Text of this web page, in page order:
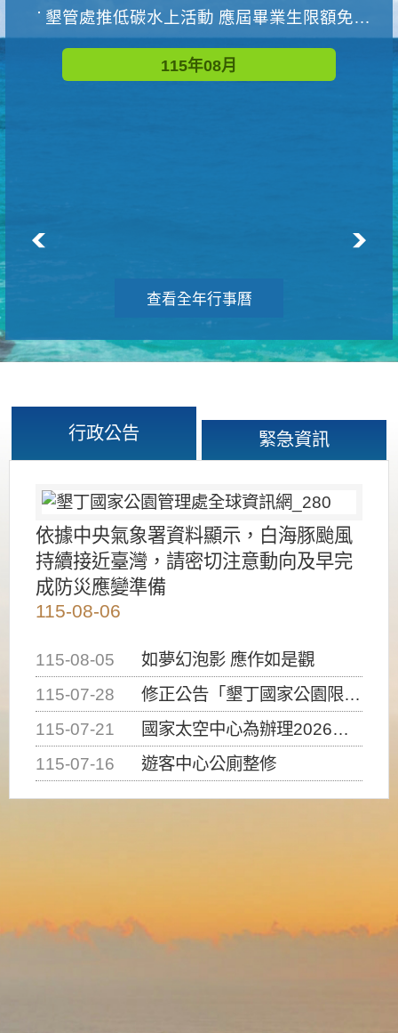
墾管處推低碳水上活動 應屆畢業生限額免費參加
115年08月
查看全年行事曆
行政公告 緊急資訊
依據中央氣象署資料顯示，白海豚颱風
持續接近臺灣，請密切注意動向及早完
成防災應變準備
115-08-06
115-08-05
如夢幻泡影 應作如是觀
115-07-28
修正公告「墾丁國家公園限制水域遊憩活動之種類、範圍、時間及行為」，自即日生效。
115-07-21
國家太空中心為辦理2026台灣盃火箭競賽，陸、海、空域警戒及協調相關事宜，因颱風備案事宜
115-07-16
遊客中心公廁整修